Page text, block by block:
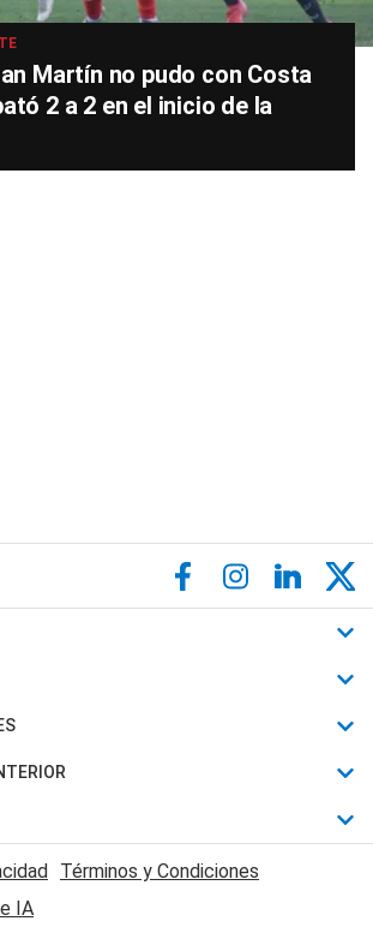
Martín no pudo con Costa
2 a 2 en el inicio de la
Términos y Condiciones
IA